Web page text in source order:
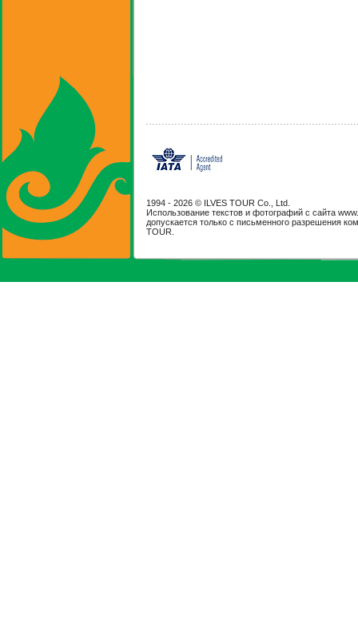
1994 - 2026 © ILVES TOUR Co., Ltd.
Использование текстов и фотографий с сайта
допускается только с письменного разрешения
TOUR.